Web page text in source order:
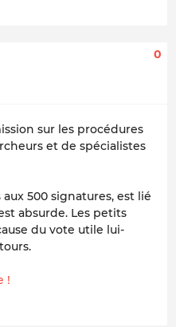
0
sur les procédures
et de spécialistes
500 signatures, est lié
absurde. Les petits
du vote utile lui-
!